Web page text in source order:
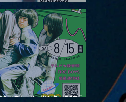
vol.26
myストーリー/センター"訳"フラ